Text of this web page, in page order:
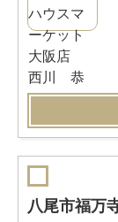
八尾市福万